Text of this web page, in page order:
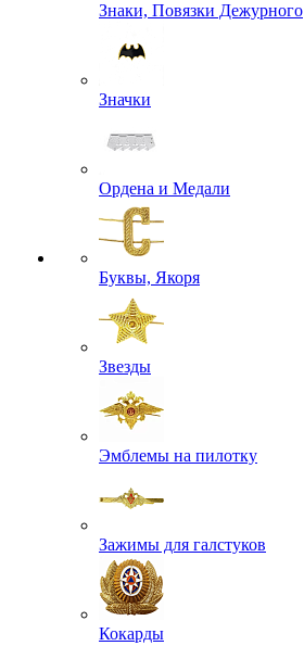
Знаки, Повязки Дежурного
Значки
Ордена и Медали
Буквы, Якоря
Звезды
Эмблемы на пилотку
Зажимы для галстуков
Кокарды